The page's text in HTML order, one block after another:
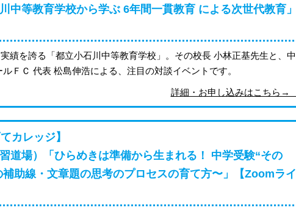
中等教育学校から学ぶ 6年間一貫教育 による次世代教育」
績を誇る「都立小石川中等教育学校」。その校長 小林正基先生と、中
ＦＣ 代表 松島伸浩による、注目の対談イベントです。
詳細・お申し込みはこちら→
カレッジ】
道場）「ひらめきは準備から生まれる！ 中学受験“その
助線・文章題の思考のプロセスの育て方〜」【Zoomライ